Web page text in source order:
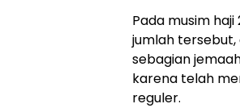
Pada musim
jumlah tersebut,
sebagian
karena telah
reguler.